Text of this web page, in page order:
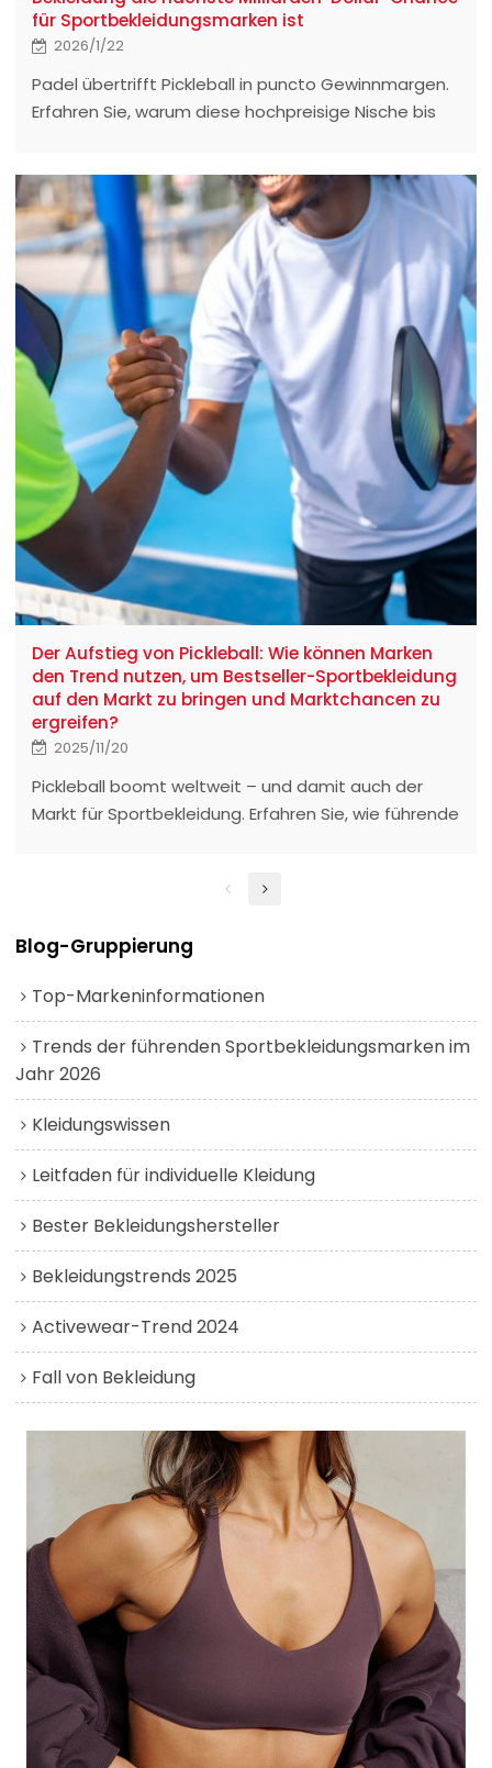
für Sportbekleidungsmarken ist
2026/1/22
Padel übertrifft Pickleball in puncto Gewinnmargen.
Erfahren Sie, warum diese hochpreisige Nische bis
beziehen können.
Der Aufstieg von Pickleball: Wie können Marken
den Trend nutzen, um Bestseller-Sportbekleidung
auf den Markt zu bringen und Marktchancen zu
ergreifen?
2025/11/20
Pickleball boomt weltweit – und damit auch der
Markt für Sportbekleidung. Erfahren Sie, wie führende
eine erfolgreiche Pickleball-Bekleidungslinie
Blog-Gruppierung
Top-Markeninformationen
Trends der führenden Sportbekleidungsmarken im
Jahr 2026
Kleidungswissen
Leitfaden für individuelle Kleidung
Bester Bekleidungshersteller
Bekleidungstrends 2025
Activewear-Trend 2024
Fall von Bekleidung